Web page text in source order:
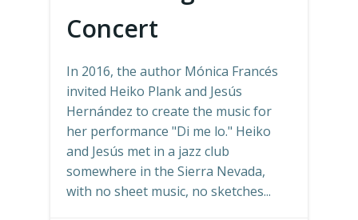
Concert
In 2016, the author Mónica Francés
invited Heiko Plank and Jesús
Hernández to create the music for
her performance "Di me lo." Heiko
and Jesús met in a jazz club
somewhere in the Sierra Nevada,
with no sheet music, no sketches...